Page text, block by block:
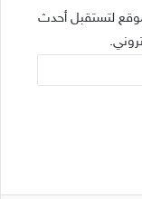
لتستقبل أحدث